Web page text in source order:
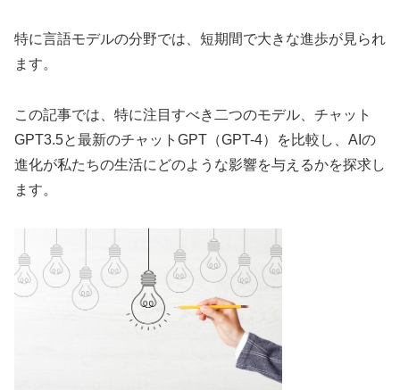
特に言語モデルの分野では、短期間で大きな進歩が見られ
ます。
この記事では、特に注目すべき二つのモデル、チャット
GPT3.5と最新のチャットGPT（GPT-4）を比較し、AIの
進化が私たちの生活にどのような影響を与えるかを探求し
ます。